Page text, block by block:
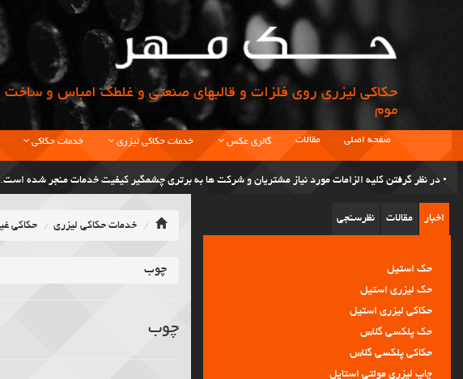
حکاکی لیزری روی فلزات و قالبهای صنعتی و غلطک امباس و ساخت
موم
صفحه اصلی مقالات گالری عکس خدمات حکاکی لیزری خدمات حکاکی
• در نظر گرفتن کلیه الزامات مورد نیاز مشتریان و شرکت ها به برتری چشمگیر کیفیت خدمات منجر شده است.
• رویکرد حک مهر جلب رضایت مشتریان با بهره گیری از تجهیزات مدرن و داشتن علم انحصاری در زمینه
• اولین مرکز تخصصی حکاکی در کشور.
• قبول سفارش حکاکی از تمام نقاط ایران.
خدمات حکاکی لیزری
حکاکی
چوب
چوب
اخبار مقالات نظرسنجی